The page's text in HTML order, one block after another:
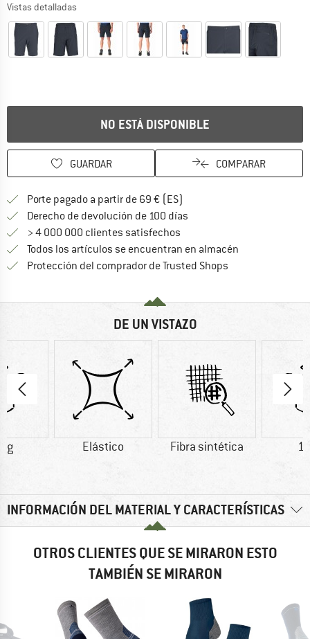
Vistas detalladas
NO ESTÁ DISPONIBLE
GUARDAR COMPARAR
Porte pagado a partir de 69 € (ES)
Derecho de devolución de 100 días
> 4 000 000 clientes satisfechos
Todos los artículos se encuentran en almacén
Protección del comprador de Trusted Shops
DE UN VISTAZO
g Elástico Fibra sintética
INFORMACIÓN DEL MATERIAL Y CARACTERÍSTICAS
OTROS CLIENTES QUE SE MIRARON ESTO
TAMBIÉN SE MIRARON